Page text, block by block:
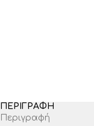
ΠΕΡΙΓΡΑΦΉ
Περιγραφή